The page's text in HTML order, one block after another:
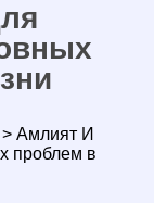
>Амлият И
проблем в